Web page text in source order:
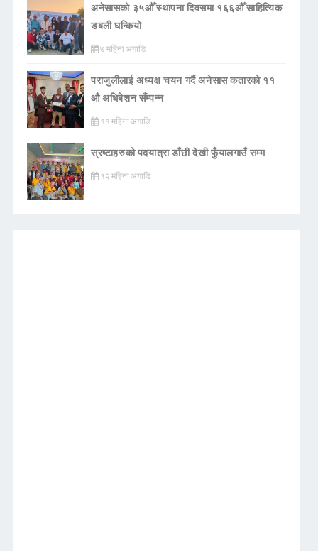
अनेसासको ३५औँ स्थापना दिवसमा १६६औँ साहित्यिक
डबली घन्कियाे
७ महिना अगाडि
पराजुलीलाई अध्यक्ष चयन गर्दै अनेसास कतारको ११
औ अधिबेशन सँम्पन्न
११ महिना अगाडि
स्रष्टाहरुको पदयात्रा डाँछी देखी फुँयालगाउँ सम्म
१२ महिना अगाडि